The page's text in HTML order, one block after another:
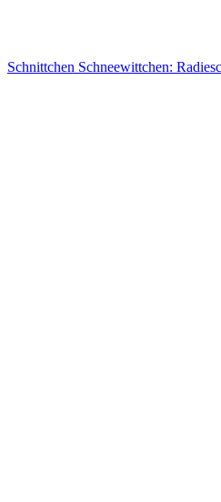
Schnittchen Schneewittchen: